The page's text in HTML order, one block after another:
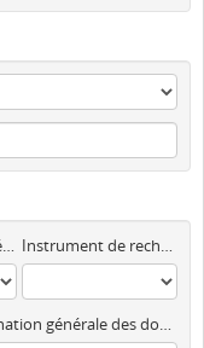
Document numérisé disponible Instrument de recherche
Dénomination générale des documents